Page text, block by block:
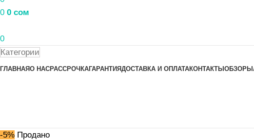
0 0 сом
0
Категории
ГЛАВНАЯО НАСРАССРОЧКАГАРАНТИЯДОСТАВКА И ОПЛАТАКОНТАКТЫ ОБЗОРЫ
-5% Продано